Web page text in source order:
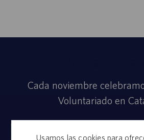
Usamos las cookies para
Cada noviembre
Voluntariado en